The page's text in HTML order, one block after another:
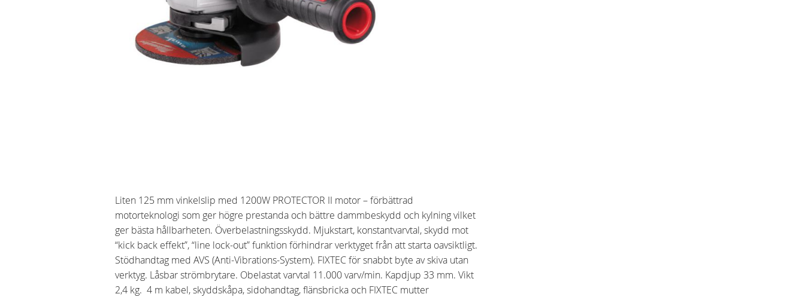
Liten 125 mm vinkelslip med 1200W PROTECTOR II motor – förbättrad
motorteknologi som ger högre prestanda och bättre dammbeskydd och kylning vilket
ger bästa hållbarheten. Överbelastningsskydd. Mjukstart, konstantvarvtal, skydd mot
“kick back effekt”, “line lock-out” funktion förhindrar verktyget från att starta oavsiktligt.
Stödhandtag med AVS (Anti-Vibrations-System). FIXTEC för snabbt byte av skiva utan
verktyg. Låsbar strömbrytare. Obelastat varvtal 11.000 varv/min. Kapdjup 33 mm. Vikt
2,4 kg. 4 m kabel, skyddskåpa, sidohandtag, flänsbricka och FIXTEC mutter